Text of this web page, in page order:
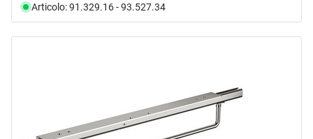
Articolo: 91.329.16 - 93.527.34